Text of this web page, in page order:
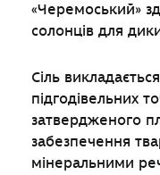
«Черемоський»
солонців для
Сіль
підгодівельних
затвердженого
забезпечення
мінеральними